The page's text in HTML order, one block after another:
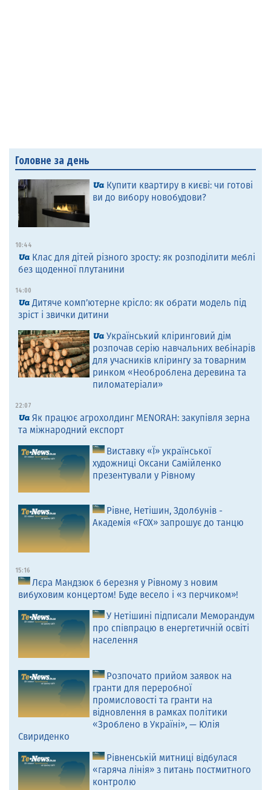
Головне за день
Купити квартиру в києві: чи готові
ви до вибору новобудови?
10:44
Клас для дітей різного зросту: як розподілити меблі
без щоденної плутанини
14:00
Дитяче комп’ютерне крісло: як обрати модель під
зріст і звички дитини
Український кліринговий дім
розпочав серію навчальних вебінарів
для учасників клірингу за товарним
ринком «Необроблена деревина та
пиломатеріали»
22:07
Як працює агрохолдинг MENORAH: закупівля зерна
та міжнародний експорт
Виставку «Ї» української
художниці Оксани Самійленко
презентували у Рівному
Рівне, Нетішин, Здолбунів -
Академія «FOX» запрошує до танцю
15:16
Лєра Мандзюк 6 березня у Рівному з новим
вибуховим концертом! Буде весело і «з перчиком»!
У Нетішині підписали Меморандум
про співпрацю в енергетичній освіті
населення
Розпочато прийом заявок на
гранти для переробної
промисловості та гранти на
відновлення в рамках політики
«Зроблено в Україні», — Юлія
Свириденко
Рівненській митниці відбулася
«гаряча лінія» з питань постмитного
контролю